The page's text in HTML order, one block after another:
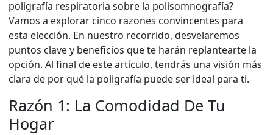
poligrafía respiratoria sobre la polisomnografía?
Vamos a explorar cinco razones convincentes para
esta elección. En nuestro recorrido, desvelaremos
puntos clave y beneficios que te harán replantearte la
opción. Al final de este artículo, tendrás una visión más
clara de por qué la poligrafía puede ser ideal para ti.
Razón 1: La Comodidad De Tu
Hogar